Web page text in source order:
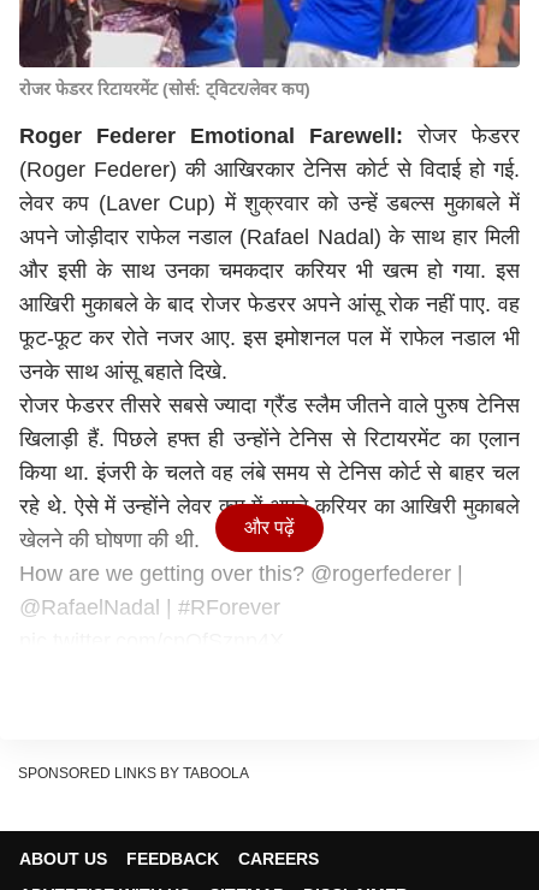
रोजर फेडरर रिटायरमेंट (सोर्स: ट्विटर/लेवर कप)
Roger Federer Emotional Farewell: रोजर फेडरर
(Roger Federer) की आखिरकार टेनिस कोर्ट से विदाई हो गई.
लेवर कप (Laver Cup) में शुक्रवार को उन्हें डबल्स मुकाबले में
अपने जोड़ीदार राफेल नडाल (Rafael Nadal) के साथ हार मिली
और इसी के साथ उनका चमकदार करियर भी खत्म हो गया. इस
आखिरी मुकाबले के बाद रोजर फेडरर अपने आंसू रोक नहीं पाए. वह
फूट-फूट कर रोते नजर आए. इस इमोशनल पल में राफेल नडाल भी
उनके साथ आंसू बहाते दिखे.
रोजर फेडरर तीसरे सबसे ज्यादा ग्रैंड स्लैम जीतने वाले पुरुष टेनिस
खिलाड़ी हैं. पिछले हफ्त ही उन्होंने टेनिस से रिटायरमेंट का एलान
किया था. इंजरी के चलते वह लंबे समय से टेनिस कोर्ट से बाहर चल
रहे थे. ऐसे में उन्होंने लेवर कप में अपने करियर का आखिरी मुकाबले
खेलने की घोषणा की थी.
How are we getting over this? @rogerfederer
@RafaelNadal
#RForever
फ्रांसेस टिफोय-जैक सॉक को पहले सेट में तो शिकस्त दी लेकिन
और पढ़ें
SPONSORED LINKS BY TABOOLA
ABOUT US FEEDBACK
CAREERS